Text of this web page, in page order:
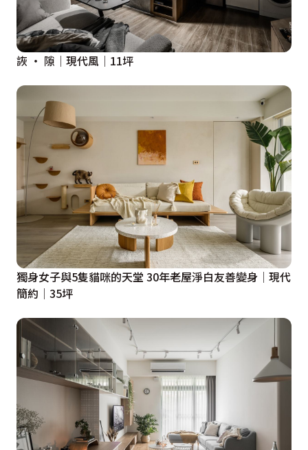
詼 ‧ 隙│現代風│11坪
獨身女子與5隻貓咪的天堂 30年老屋淨白友善變身│現代
簡約│35坪